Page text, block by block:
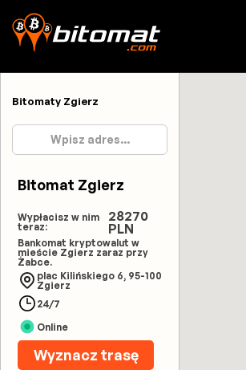
Bitomaty Zgierz
Bitomat Zgierz
Wypłacisz w nim
teraz:
28270
PLN
Bankomat kryptowalut w
mieście Zgierz zaraz przy
Żabce.
plac Kilińskiego 6, 95-100
Zgierz
24/7
Online
Wyznacz trasę